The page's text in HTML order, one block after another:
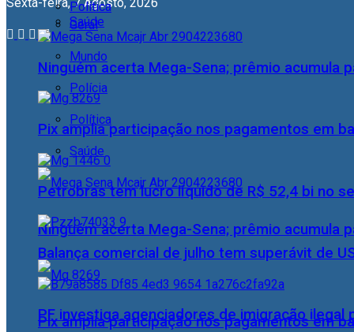
Geral
Mundo
Polícia
Política
Saúde
Ninguém acerta Mega-Sena; prêmio acumula
Pix amplia participação nos pagamentos em
Política
Saúde
Ninguém acerta Mega-Sena; prêmio acumula
Pix amplia participação nos pagamentos em
Petrobras tem lucro líquido de R$ 52,4 bi no
Balança comercial de julho tem superávit de
PF investiga agenciadores de imigração ilegal